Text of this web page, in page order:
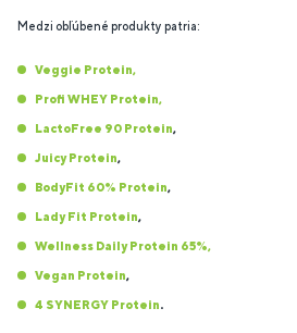
Medzi obľúbené produkty patria:
Veggie Protein,
Profi WHEY Protein,
LactoFree 90 Protein,
Juicy Protein,
BodyFit 60% Protein,
Lady Fit Protein,
Wellness Daily Protein 65%,
Vegan Protein,
4 SYNERGY Protein.